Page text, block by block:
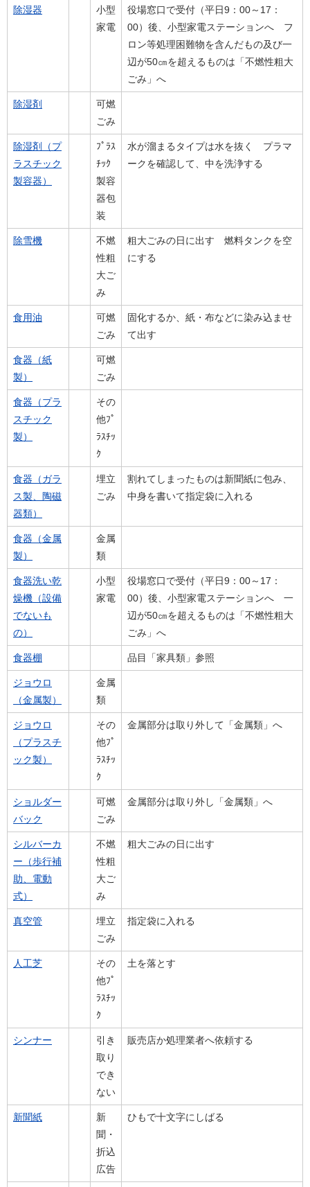
除湿器
小型
家電
役場窓口で受付（平日9：00～17：
00）後、小型家電ステーションへ フ
ロン等処理困難物を含んだもの及び一
辺が50㎝を超えるものは「不燃性粗大
ごみ」へ
除湿剤
可燃
ごみ
除湿剤（プ
ラスチック
製容器）
ﾌﾟﾗｽ
ﾁｯｸ
製容
器包
装
水が溜まるタイプは水を抜く プラマ
ークを確認して、中を洗浄する
除雪機
不燃
性粗
大ご
み
粗大ごみの日に出す 燃料タンクを空
にする
食用油
可燃
ごみ
固化するか、紙・布などに染み込ませ
て出す
食器（紙
製）
可燃
ごみ
食器（プラ
スチック
製）
その
他ﾌﾟ
ﾗｽﾁｯ
ｸ
食器（ガラ
ス製、陶磁
器類）
埋立
ごみ
割れてしまったものは新聞紙に包み、
中身を書いて指定袋に入れる
食器（金属
製）
金属
類
食器洗い乾
燥機（設備
でないも
の）
小型
家電
役場窓口で受付（平日9：00～17：
00）後、小型家電ステーションへ 一
辺が50㎝を超えるものは「不燃性粗大
ごみ」へ
食器棚 品目「家具類」参照
ジョウロ
（金属製）
金属
類
ジョウロ
（プラスチ
ック製）
その
他ﾌﾟ
ﾗｽﾁｯ
ｸ
金属部分は取り外して「金属類」へ
ショルダー
バック
可燃
ごみ
金属部分は取り外し「金属類」へ
シルバーカ
ー（歩行補
助、電動
式）
不燃
性粗
大ご
み
粗大ごみの日に出す
真空管
埋立
ごみ
指定袋に入れる
人工芝
その
他ﾌﾟ
ﾗｽﾁｯ
ｸ
土を落とす
シンナー
引き
取り
でき
ない
販売店か処理業者へ依頼する
新聞紙
新
聞・
折込
広告
ひもで十文字にしばる